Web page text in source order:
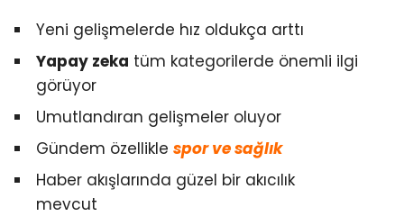
Yeni gelişmelerde hız oldukça arttı
Yapay zeka tüm kategorilerde önemli ilgi
görüyor
Umutlandıran gelişmeler oluyor
Gündem özellikle spor ve sağlık
Haber akışlarında güzel bir akıcılık
mevcut